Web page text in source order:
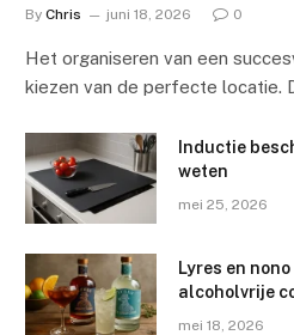
By Chris juni 18, 2026 0
Het organiseren van een
kiezen van de perfecte locatie.
Inductie
weten
mei 25, 2026
Lyres en
alcoholvrije
mei 18, 2026